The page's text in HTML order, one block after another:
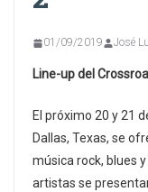
01/09/2019 José
Line-up del
El próximo 20 y 21
Dallas, Texas, se
música rock, blues
artistas se